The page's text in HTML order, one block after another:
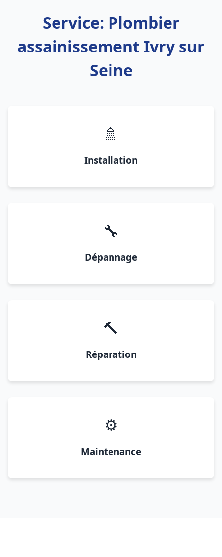
Service: Plombier
assainissement Ivry sur
Seine
🚿
Installation
🔧
Dépannage
🔨
Réparation
⚙️
Maintenance